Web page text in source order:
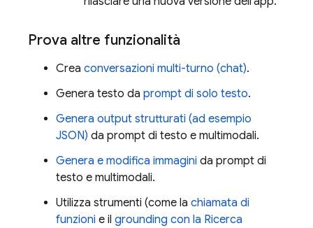
Prova altre funzionalità
Crea conversazioni multi-turno (chat).
Genera testo da prompt di solo testo.
Genera output strutturati (ad esempio
JSON) da prompt di testo e multimodali.
Genera e modifica immagini da prompt di
testo e multimodali.
Utilizza strumenti (come la chiamata di
funzioni e il grounding con la Ricerca